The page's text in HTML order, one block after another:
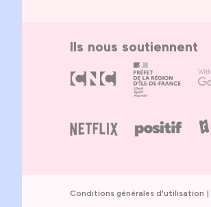
Ils nous soutiennent
Conditions générales d'utilisation